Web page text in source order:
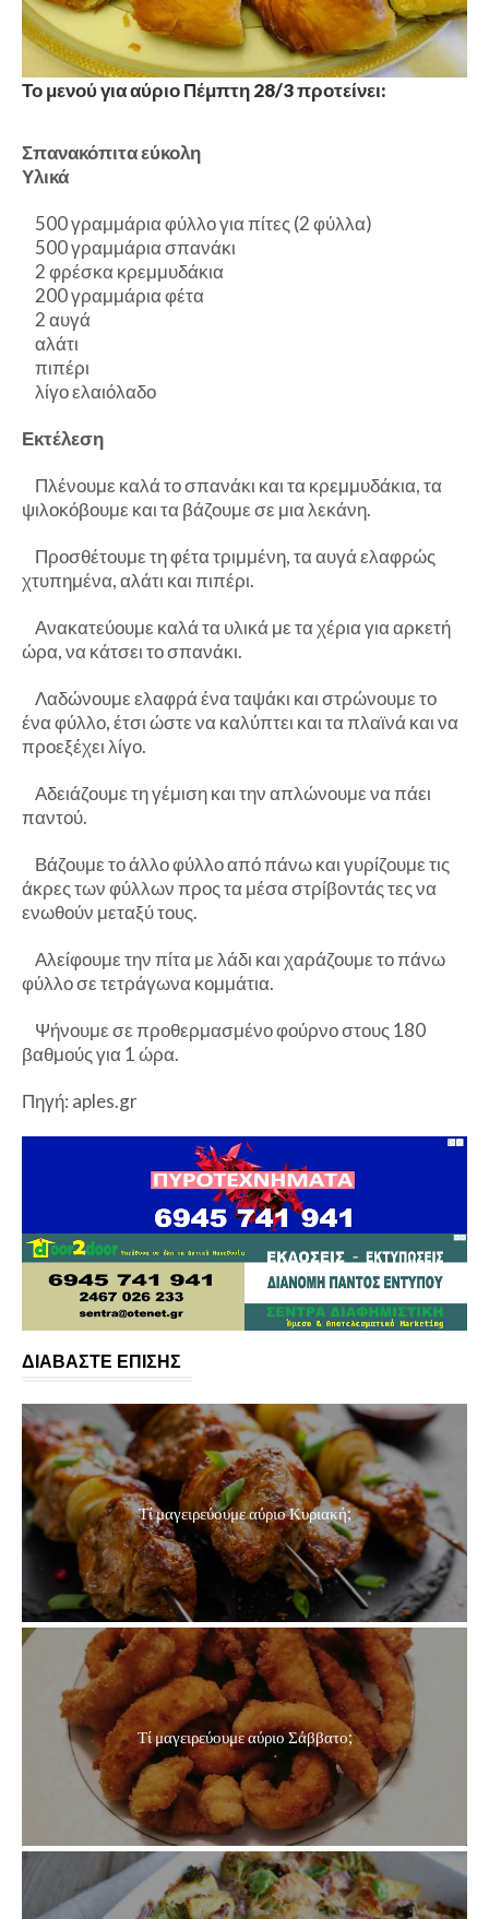
Το μενού για αύριο Πέμπτη 28/3 προτείνει:
Σπανακόπιτα εύκολη
Υλικά
500 γραμμάρια φύλλο για πίτες (2 φύλλα)
500 γραμμάρια σπανάκι
2 φρέσκα κρεμμυδάκια
200 γραμμάρια φέτα
2 αυγά
αλάτι
πιπέρι
λίγο ελαιόλαδο
Εκτέλεση
Πλένουμε καλά το σπανάκι και τα κρεμμυδάκια, τα
ψιλοκόβουμε και τα βάζουμε σε μια λεκάνη.
Προσθέτουμε τη φέτα τριμμένη, τα αυγά ελαφρώς
χτυπημένα, αλάτι και πιπέρι.
Ανακατεύουμε καλά τα υλικά με τα χέρια για αρκετή
ώρα, να κάτσει το σπανάκι.
Λαδώνουμε ελαφρά ένα ταψάκι και στρώνουμε το
ένα φύλλο, έτσι ώστε να καλύπτει και τα πλαϊνά και να
προεξέχει λίγο.
Αδειάζουμε τη γέμιση και την απλώνουμε να πάει
παντού.
Βάζουμε το άλλο φύλλο από πάνω και γυρίζουμε τις
άκρες των φύλλων προς τα μέσα στρίβοντάς τες να
ενωθούν μεταξύ τους.
Αλείφουμε την πίτα με λάδι και χαράζουμε το πάνω
φύλλο σε τετράγωνα κομμάτια.
Ψήνουμε σε προθερμασμένο φούρνο στους 180
βαθμούς για 1 ώρα.
Πηγή: aples.gr
ΔΙΑΒΑΣΤΕ ΕΠΙΣΗΣ
Τί μαγειρεύουμε αύριο Κυριακή;
Τί μαγειρεύουμε αύριο Σάββατο;